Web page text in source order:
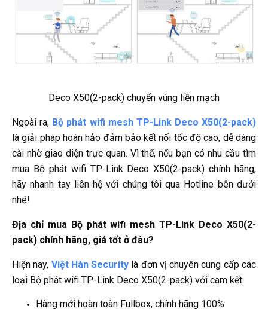
Deco X50(2-pack) chuyển vùng liền mạch
Ngoài ra, Bộ phát wifi mesh TP-Link Deco X50(2-pack)
là giải pháp hoàn hảo đảm bảo kết nối tốc độ cao, dễ dàng
cài nhờ giao diện trực quan. Vì thế, nếu bạn có nhu cầu tìm
mua Bộ phát wifi TP-Link Deco X50(2-pack) chính hãng,
hãy nhanh tay liên hệ với chúng tôi qua Hotline bên dưới
nhé!
Địa chỉ mua Bộ phát wifi mesh TP-Link Deco X50(2-
pack) chính hãng, giá tốt ở đâu?
Hiện nay, Việt Hàn Security là đơn vị chuyên cung cấp các
loại Bộ phát wifi TP-Link Deco X50(2-pack) với cam kết:
Hàng mới hoàn toàn Fullbox, chính hãng 100%